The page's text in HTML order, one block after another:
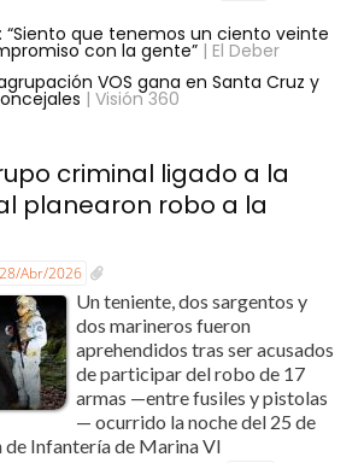
“Siento que tenemos un ciento veinte
con la gente”| El Deber
VOS gana en Santa Cruz y
| Visión 360
criminal ligado a la
planearon robo a la
28/Abr/2026
Un teniente, dos sargentos y
dos marineros fueron
aprehendidos tras ser acusados
de participar del robo de 17
armas —entre fusiles y pistolas
— ocurrido la noche del 25 de
Infantería de Marina VI